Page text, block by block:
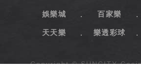
娛樂城 百家樂
天天樂 樂透彩球
Copyright © SUNCITY